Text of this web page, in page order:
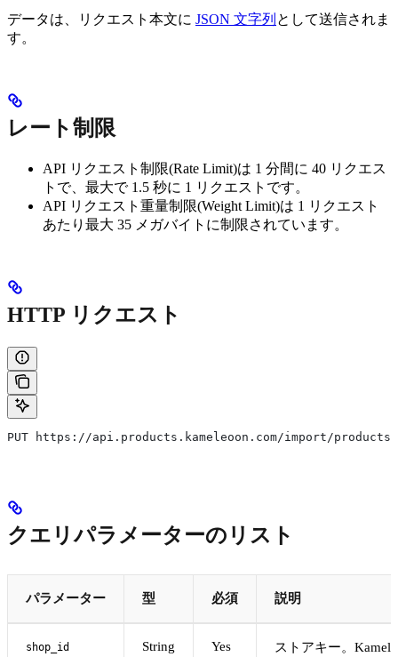
データは、リクエスト本文に JSON 文字列 として送信されま
す。
レート制限
API リクエスト制限(Rate Limit)は 1 分間に 40 リクエス
トで、最大で 1.5 秒に 1 リクエストです。
API リクエスト重量制限(Weight Limit)は 1 リクエスト
あたり最大 35 メガバイトに制限されています。
HTTP リクエスト
PUT https://api.products.kameleoon.com/import/products
クエリパラメーターのリスト
パラメーター 型 必須 説明
shop_id String Yes
ストアキー。